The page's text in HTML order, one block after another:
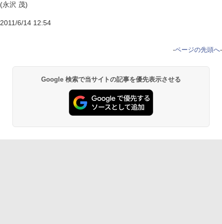
(永沢 茂)
2011/6/14 12:54
-ページの先頭へ-
Google 検索で当サイトの記事を優先表示させる